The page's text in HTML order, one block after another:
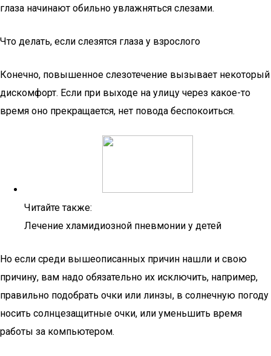
глаза начинают обильно увлажняться слезами.
Что делать, если слезятся глаза у взрослого
Конечно, повышенное слезотечение вызывает некоторый
дискомфорт. Если при выходе на улицу через какое-то
время оно прекращается, нет повода беспокоиться.
Читайте также:
Лечение хламидиозной пневмонии у детей
Но если среди вышеописанных причин нашли и свою
причину, вам надо обязательно их исключить, например,
правильно подобрать очки или линзы, в солнечную погоду
носить солнцезащитные очки, или уменьшить время
работы за компьютером.